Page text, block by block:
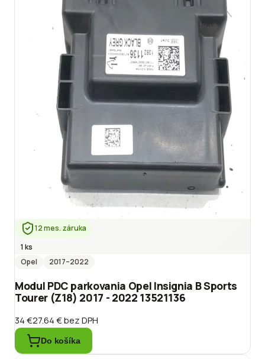
12 mes. záruka
1 ks
Opel
2017–2022
Modul PDC parkovania Opel Insignia B Sports
Tourer (Z18) 2017 - 2022 13521136
34 €27.64 €bez DPH
Do košíka